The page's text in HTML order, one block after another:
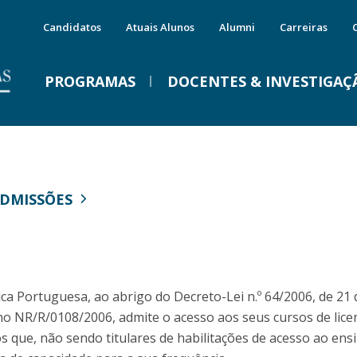
Candidatos Atuais Alunos Alumni Carreiras
PROGRAMAS
Programas
Porquê escolher um Mestrado na FCH?
MYFCH Mestrados
Doutoramentos
DOCENTES &
Ciências da Comunicação
Estudos de Cultura
Instituto de Estudos da Família
Instituto de Estudos Asiáticos
Precisamos de férias!
Qua, 29 Jul 2026 - 09:59 Visão
MYFCH Licenciaturas
MYFCH Mestrados
Portuguesa, ao abrigo do Decreto-Lei n.º 64/2006, de 21
NR/R/0108/2006, admite o acesso aos seus cursos de
que, não sendo titulares de habilitações de acesso ao